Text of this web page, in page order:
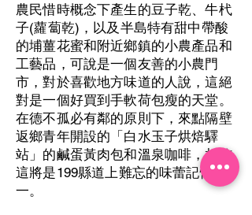
農民惜時概念下產生的豆子乾、牛杙
子(蘿蔔乾)，以及半島特有甜中帶酸
的埔薑花蜜和附近鄉鎮的小農產品和
工藝品，可說是一個友善的小農門
市，對於喜歡地方味道的人說，這絕
對是一個好買到手軟荷包瘦的天堂。
在德不孤必有鄰的原則下，來點隔壁
返鄉青年開設的「白水玉子烘焙驛
站」的鹹蛋黃肉包和溫泉咖啡，相信
這將是199縣道上難忘的味蕾記憶之
一。